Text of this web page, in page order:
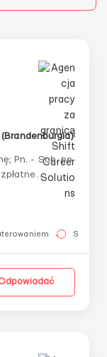
(Brandenburgia)
Stała